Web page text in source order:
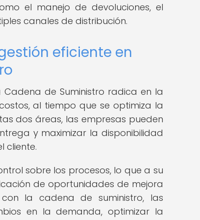
el manejo de devoluciones, el
canales de distribución.
eficiente en
de Suministro radica en la
al tiempo que se optimiza la
dos áreas, las empresas pueden
y maximizar la disponibilidad
cliente.
sobre los procesos, lo que a su
de oportunidades de mejora
la cadena de suministro, las
en la demanda, optimizar la